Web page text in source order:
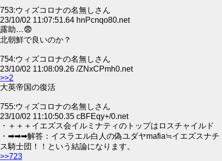
753:ウィズコロナの名無しさん
23/10/02 11:07:51.64 hnPcnqo80.net
露助…😨
北朝鮮で良いのか？
754:ウィズコロナの名無しさん
23/10/02 11:08:09.26 /ZNxCPmh0.net
>>2
大英帝国の復活
755:ウィズコロナの名無しさん
23/10/02 11:10:50.35 cBFEqy+/0.net
・＋＋＋イエズス会イルミナティのトップはロスチャイルド
・➡➡➡解答：イスラエル白人の偽ユダヤmafia≒イエズスナチ
ス騎士団！！という結論になります。
>>723